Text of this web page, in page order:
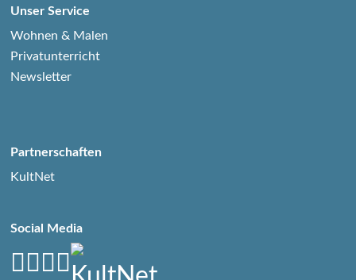
Unser Service
Wohnen & Malen
Privatunterricht
Newsletter
Partnerschaften
KultNet
Social Media